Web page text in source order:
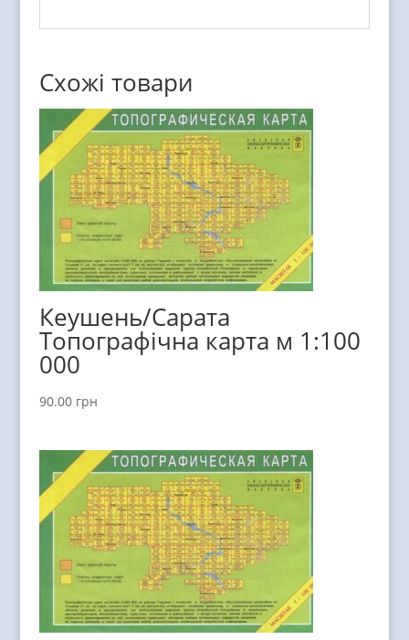
Схожі товари
Кеушень/Сарата
Топографічна карта м 1:100
000
90.00 грн